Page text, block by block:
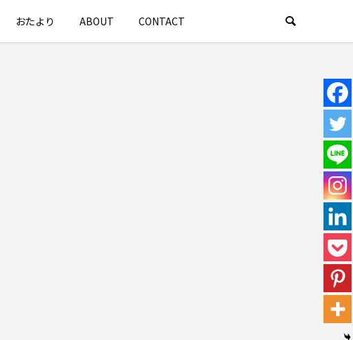
おたより ABOUT CONTACT